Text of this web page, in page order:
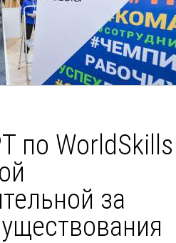
по WorldSkills
за